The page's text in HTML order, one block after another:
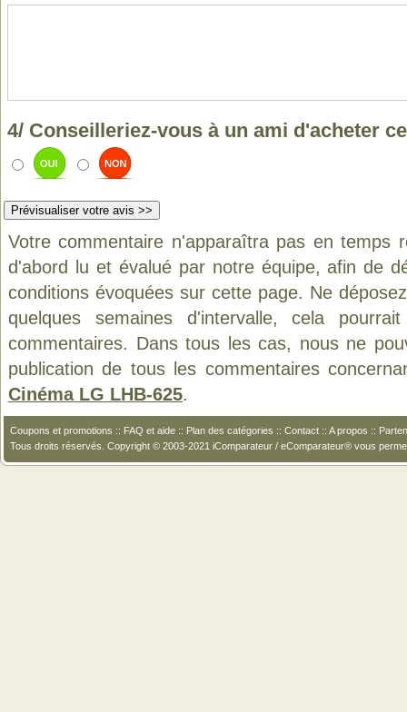
4/ Conseilleriez-vous à un ami d'acheter
Votre commentaire n'apparaîtra pas en temps
d'abord lu et évalué par notre équipe, afin de
conditions évoquées sur cette page. Ne
quelques semaines d'intervalle, cela
commentaires. Dans tous les cas, nous ne
publication de tous les commentaires
Cinéma LG LHB-625.
Coupons et promotions :: FAQ et aide :: Plan des catégories :: Contact :: A propos ::
Tous droits réservés. Copyright © 2003-2021 iComparateur / eComparateur® vous